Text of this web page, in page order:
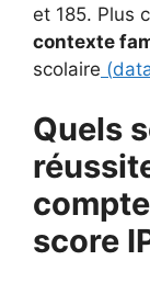
et 185. Plus
contexte
scolaire (
Quels
score